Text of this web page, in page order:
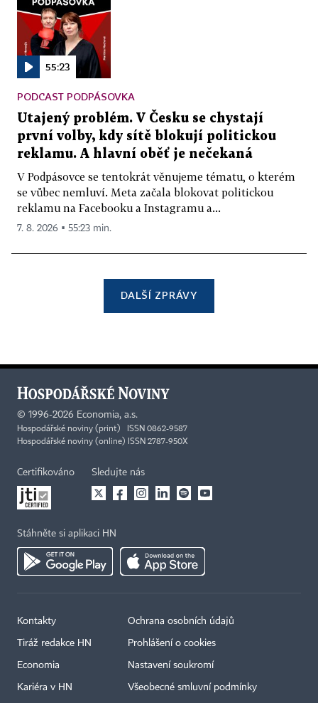
55:23
PODCAST PODPÁSOVKA
Utajený problém. V Česku se chystají
první volby, kdy sítě blokují politickou
reklamu. A hlavní oběť je nečekaná
V Podpásovce se tentokrát věnujeme tématu, o kterém
se vůbec nemluví. Meta začala blokovat politickou
reklamu na Facebooku a Instagramu a...
7. 8. 2026 ▪ 55:23 min.
DALŠÍ ZPRÁVY
© 1996-2026 Economia, a.s.
Hospodářské noviny (print) ISSN 0862-9587
Hospodářské noviny (online) ISSN 2787-950X
Certifikováno Sledujte nás
Stáhněte si aplikaci HN
Kontakty
Tiráž redakce HN
Economia
Kariéra v HN
Ochrana osobních údajů
Prohlášení o cookies
Nastavení soukromí
Všeobecné smluvní podmínky